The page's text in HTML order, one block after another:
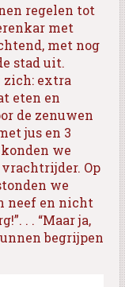
regelen tot
met
met nog
stad uit.
zich: extra
eten en
de zenuwen
jus en 3
we
Op
we
neef en nicht
. . “Maar ja,
begrijpen